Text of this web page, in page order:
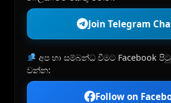
Join Telegram
අප හා සම්බන්ධ වීමට Facebook
වන්න:
Follow on